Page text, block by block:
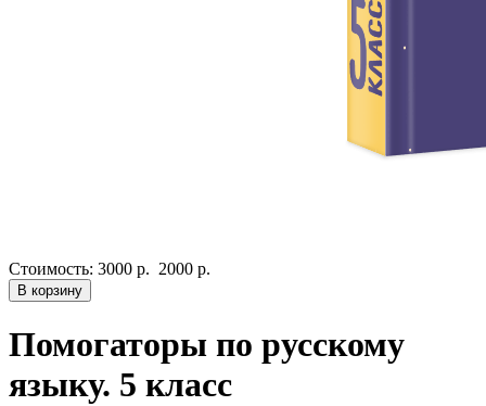
Стоимость: 3000 р. 2000 р.
В корзину
Помогаторы по русскому
языку. 5 класс